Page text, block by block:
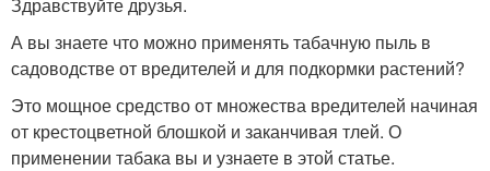
А вы знаете что можно применять табачную пыль в
садоводстве от вредителей и для подкормки растений?
Это мощное средство от множества вредителей начиная
от крестоцветной блошкой и заканчивая тлей. О
применении табака вы и узнаете в этой статье.